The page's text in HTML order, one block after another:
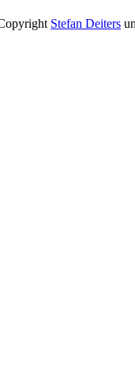
Stefan Deiters